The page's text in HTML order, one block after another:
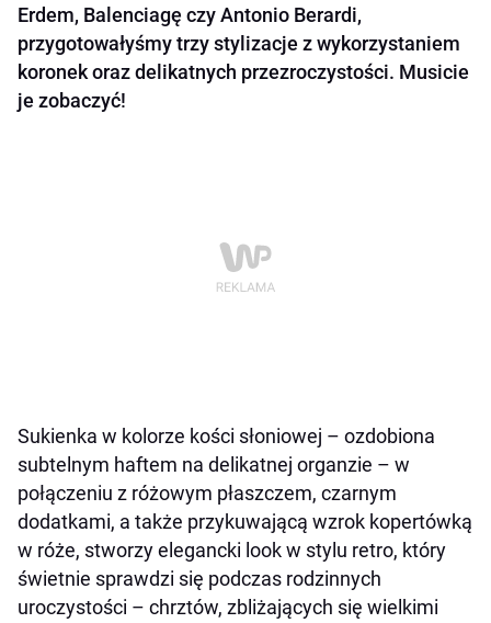
Erdem, Balenciagę czy Antonio Berardi,
przygotowałyśmy trzy stylizacje z wykorzystaniem
koronek oraz delikatnych przezroczystości. Musicie
je zobaczyć!
Sukienka w kolorze kości słoniowej – ozdobiona
subtelnym haftem na delikatnej organzie – w
połączeniu z różowym płaszczem, czarnym
dodatkami, a także przykuwającą wzrok kopertówką
w róże, stworzy elegancki look w stylu retro, który
świetnie sprawdzi się podczas rodzinnych
uroczystości – chrztów, zbliżających się wielkimi